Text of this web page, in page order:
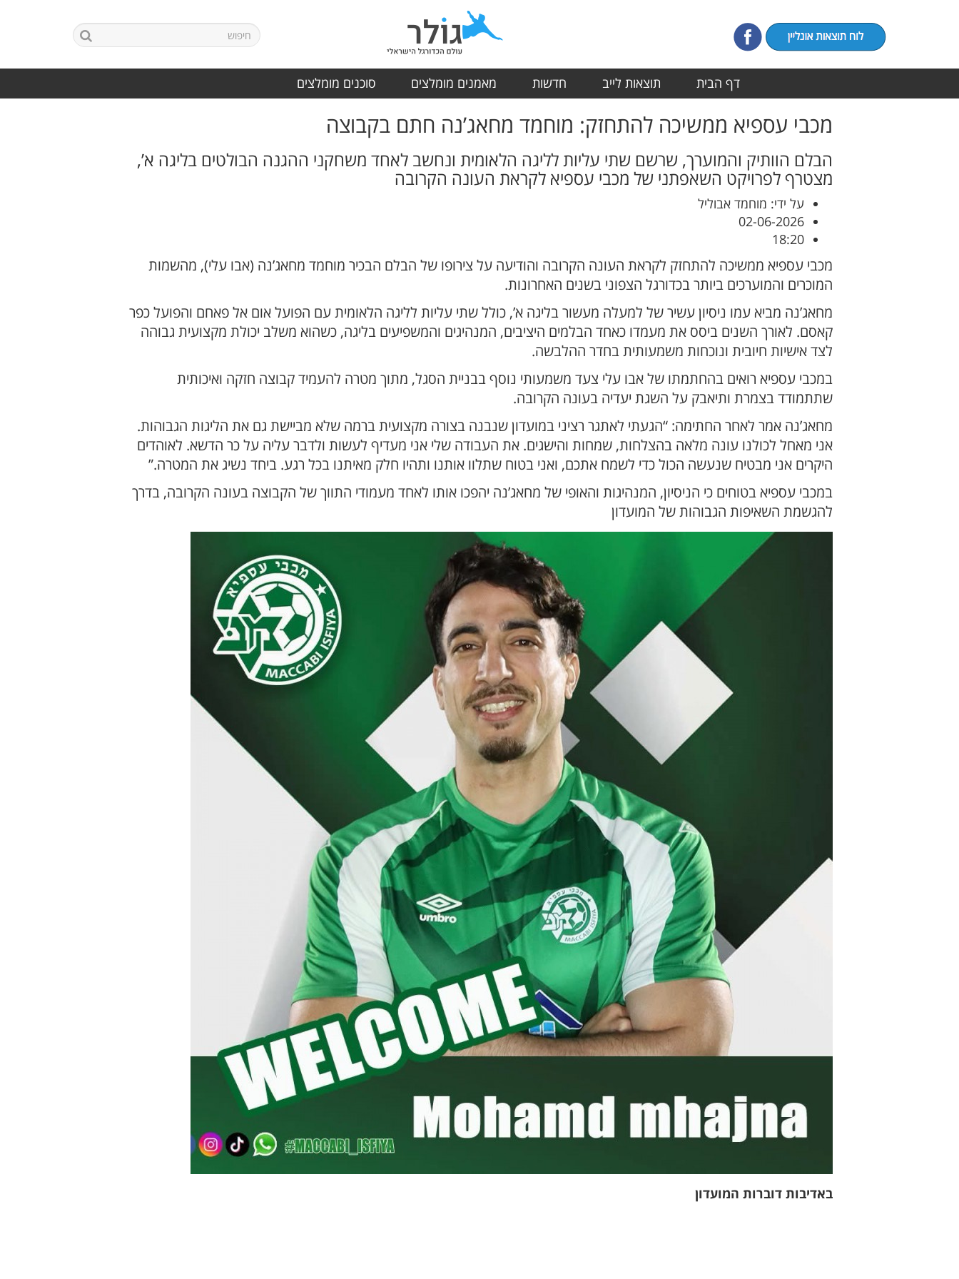
דף הבית תוצאות לייב חדשות מאמנים מומלצים סוכנים מומלצים
מכבי עספיא ממשיכה להתחזק: מוחמד מחאג’נה חתם בקבוצה
הבלם הוותיק והמוערך, שרשם שתי עליות לליגה הלאומית ונחשב לאחד משחקני ההגנה הבולטים בליגה א’,
מצטרף לפרויקט השאפתני של מכבי עספיא לקראת העונה הקרובה
על ידי: מוחמד אבוליל
02-06-2026
18:20
מכבי עספיא ממשיכה להתחזק לקראת העונה הקרובה והודיעה על צירופו של הבלם הבכיר מוחמד מחאג’נה (אבו עלי), מהשמות
המוכרים והמוערכים ביותר בכדורגל הצפוני בשנים האחרונות.
מחאג’נה מביא עמו ניסיון עשיר של למעלה מעשור בליגה א’, כולל שתי עליות לליגה הלאומית עם הפועל אום אל פאחם והפועל כפר
קאסם. לאורך השנים ביסס את מעמדו כאחד הבלמים היציבים, המנהיגים והמשפיעים בליגה, כשהוא משלב יכולת מקצועית גבוהה
לצד אישיות חיובית ונוכחות משמעותית בחדר ההלבשה.
במכבי עספיא רואים בהחתמתו של אבו עלי צעד משמעותי נוסף בבניית הסגל, מתוך מטרה להעמיד קבוצה חזקה ואיכותית
שתתמודד בצמרת ותיאבק על השגת יעדיה בעונה הקרובה.
מחאג’נה אמר לאחר החתימה: “הגעתי לאתגר רציני במועדון שנבנה בצורה מקצועית ברמה שלא מביישת גם את הליגות הגבוהות.
אני מאחל לכולנו עונה מלאה בהצלחות, שמחות והישגים. את העבודה שלי אני מעדיף לעשות ולדבר עליה על כר הדשא. לאוהדים
היקרים אני מבטיח שנעשה הכול כדי לשמח אתכם, ואני בטוח שתלוו אותנו ותהיו חלק מאיתנו בכל רגע. ביחד נשיג את המטרה.”
במכבי עספיא בטוחים כי הניסיון, המנהיגות והאופי של מחאג’נה יהפכו אותו לאחד מעמודי התווך של הקבוצה בעונה הקרובה, בדרך
להגשמת השאיפות הגבוהות של המועדון
באדיבות דוברות המועדון